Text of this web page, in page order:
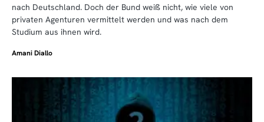
nach Deutschland. Doch der Bund weiß nicht, wie viele von
privaten Agenturen vermittelt werden und was nach dem
Studium aus ihnen wird.
Amani Diallo